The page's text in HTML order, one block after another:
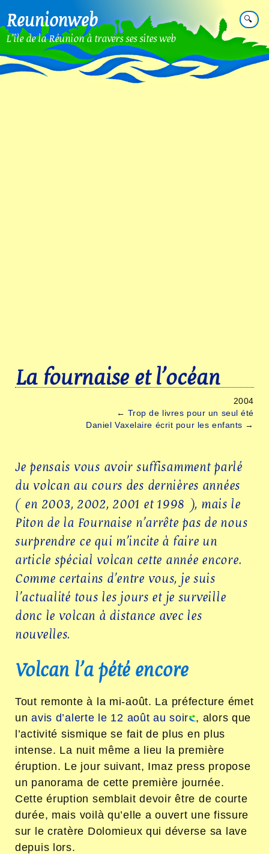
Reunionweb
L'île de la Réunion à travers ses sites web
🔍
La fournaise et l’océan
2004
← Trop de livres pour un seul été
Daniel Vaxelaire écrit pour les enfants →
Je pensais vous avoir suffisamment parlé
du volcan au cours des dernières années
( en 2003, 2002, 2001 et1998 ), mais le
Piton de la Fournaise n’arrête pas de nous
surprendre ce qui m’incite à faire un
article spécial volcan cette année encore.
Comme certains d’entre vous, je suis
l’actualité tous les jours et je surveille
donc le volcan à distance avec les
nouvelles.
Volcan l’a pété encore
Tout remonte à la mi-août. La préfecture émet
unavis d’alerte le 12 août au soir
, alors que
l’activité sismique se fait de plus en plus
intense. La nuit même a lieu la première
éruption. Le jour suivant, Imaz press propose
un panorama de cette première journée.
Cette éruption semblait devoir être de courte
durée, mais voilà qu’elle a ouvert une fissure
sur le cratère Dolomieux qui déverse sa lave
depuis lors.